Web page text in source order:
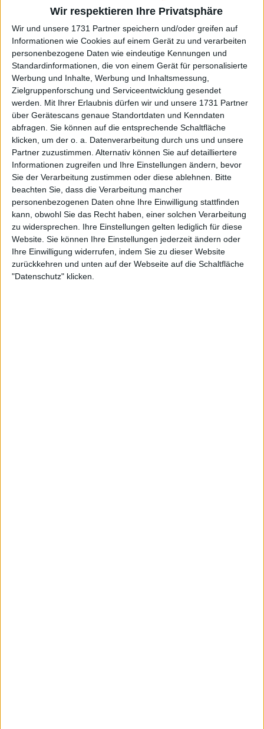
Wir respektieren Ihre Privatsphäre
Wir und unsere 1731 Partner speichern und/oder greifen auf
Informationen wie Cookies auf einem Gerät zu und verarbeiten
personenbezogene Daten wie eindeutige Kennungen und
Standardinformationen, die von einem Gerät für personalisierte
Werbung und Inhalte, Werbung und Inhaltsmessung,
Zielgruppenforschung und Serviceentwicklung gesendet
werden. Mit Ihrer Erlaubnis dürfen wir und unsere 1731 Partner
über Gerätescans genaue Standortdaten und Kenndaten
abfragen. Sie können auf die entsprechende Schaltfläche
klicken, um der o. a. Datenverarbeitung durch uns und unsere
Partner zuzustimmen. Alternativ können Sie auf detailliertere
Informationen zugreifen und Ihre Einstellungen ändern, bevor
Sie der Verarbeitung zustimmen oder diese ablehnen. Bitte
beachten Sie, dass die Verarbeitung mancher
personenbezogenen Daten ohne Ihre Einwilligung stattfinden
kann, obwohl Sie das Recht haben, einer solchen Verarbeitung
zu widersprechen. Ihre Einstellungen gelten lediglich für diese
Website. Sie können Ihre Einstellungen jederzeit ändern oder
Ihre Einwilligung widerrufen, indem Sie zu dieser Website
zurückkehren und unten auf der Webseite auf die Schaltfläche
"Datenschutz" klicken.
Live im TV : So sehen Sie Tennis
bei den Olympischen Spielen
2024 in Paris in Ihrer Region